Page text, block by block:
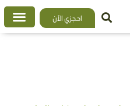
احجزي الآن